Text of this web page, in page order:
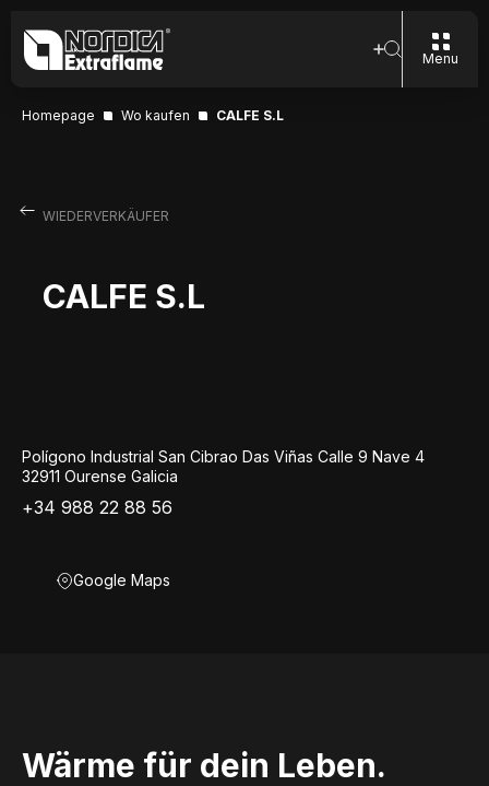
Menu
Homepage Wo kaufen CALFE S.L
WIEDERVERKÄUFER
CALFE S.L
Polígono Industrial San Cibrao Das Viñas Calle 9 Nave 4
32911 Ourense Galicia
+34 988 22 88 56
Google Maps
Wärme für dein Leben.